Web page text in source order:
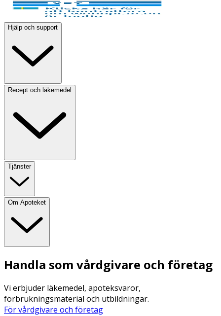
Hjälp och support
Recept och läkemedel
Tjänster
Om Apoteket
Handla som vårdgivare och företag
Vi erbjuder läkemedel, apoteksvaror,
förbrukningsmaterial och utbildningar.
För vårdgivare och företag